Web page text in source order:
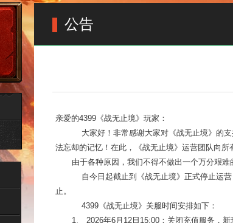
公告
亲爱的4399《战无止境》玩家：
大家好！非常感谢大家对《战无止境》的
法忘却的记忆！在此，《战无止境》运营团队向所
由于各种原因，我们不得不做出一个万分艰难
自今日起截止到《战无止境》正式停止运
止。
4399 《战无止境》关服时间安排如下：
1、 2026年6月12日15:00：关闭充值服务，新